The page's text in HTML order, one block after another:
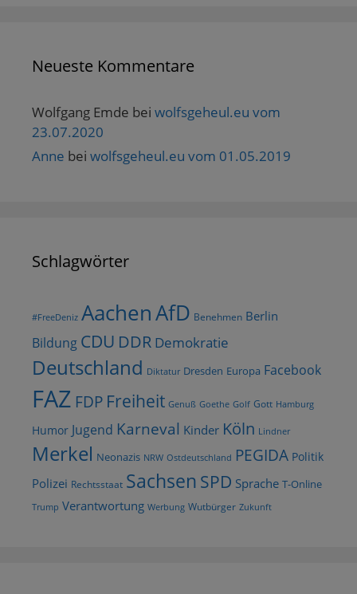
Neueste Kommentare
Wolfgang Emde bei wolfsgeheul.eu vom
23.07.2020
Anne bei wolfsgeheul.eu vom 01.05.2019
Schlagwörter
#FreeDeniz AachenAfD Benehmen Berlin
Bildung CDU DDR Demokratie
Deutschland Diktatur Dresden Europa Facebook
FAZ FDP Freiheit Genuß Goethe Golf Gott Hamburg
Humor Jugend Karneval Kinder Köln Lindner
Merkel Neonazis NRW Ostdeutschland PEGIDA Politik
Polizei Rechtsstaat Sachsen SPD Sprache T-Online
Trump Verantwortung Werbung Wutbürger Zukunft